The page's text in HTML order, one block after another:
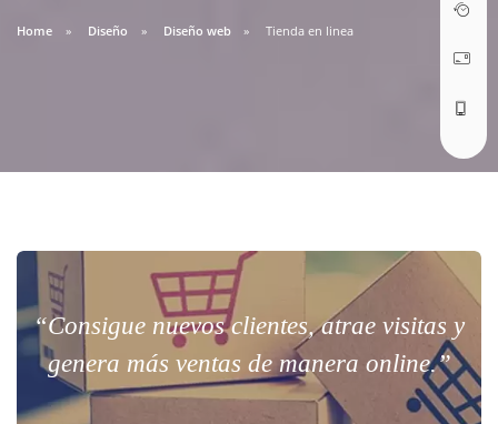
Home Diseño Diseño web Tienda en linea
“Consigue nuevos clientes, atrae visitas y
genera más ventas de manera online.”
ABRIR TICKET